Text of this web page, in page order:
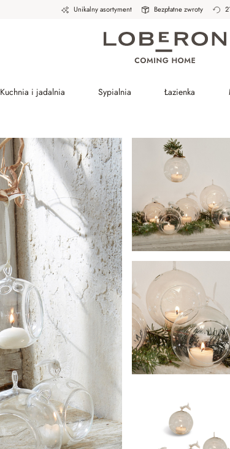
Unikalny asortyment Bezpłatne zwroty
Kuchnia i jadalnia Sypialnia Łazienka